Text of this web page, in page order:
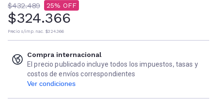
$432.489 25
$324.366
Precio s/imp. nac. $324.366
Compra internacional
El precio publicado incluye todos los impuestos, tasas y
costos de envíos correspondientes
Ver condiciones